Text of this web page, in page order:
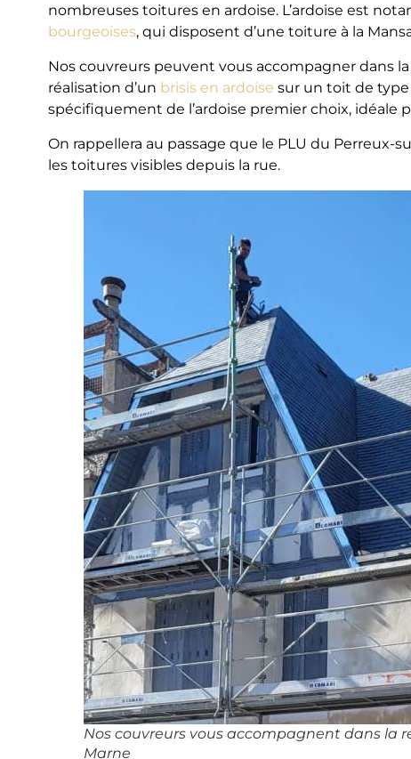
nombreuses toitures en ardoise. L’ardoise est
bourgeoises, qui disposent d’une toiture à la
Nos couvreurs peuvent vous accompagner dans
réalisation d’un brisis en ardoise sur un toit de type
spécifiquement de l’ardoise premier choix, idéale
On rappellera au passage que le PLU du Perreux-
les toitures visibles depuis la rue.
Nos couvreurs vous accompagnent dans la
Marne